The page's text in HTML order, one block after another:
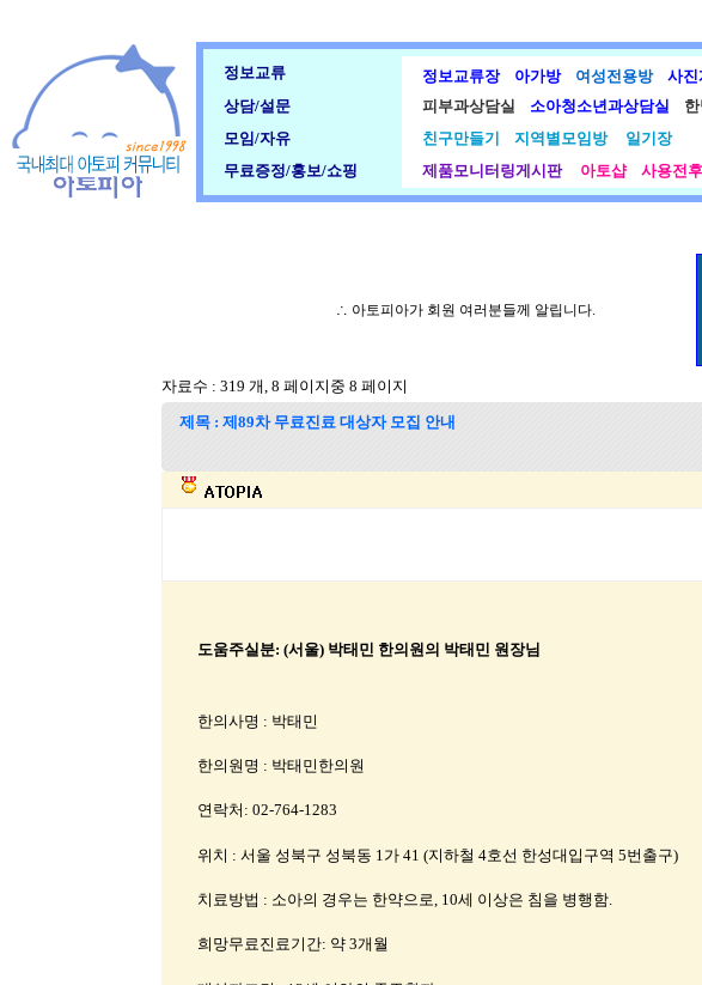
정보교류 정보교류장 아가방 여성전용방 사진
상담/설문
피부과상담실 소아청소년과상담실
모임/자유
친구만들기 지역별모임방
일기장
무료증정/홍보/쇼핑
제품모니터링게시판 아토샵 사용전
∴ 아토피아가 회원 여러분들께 알립니다.
자료수 : 319 개, 8 페이지중 8 페이지
제목 : 제89차 무료진료 대상자 모집 안내
도움주실분: (서울) 박태민 한의원의 박태민 원장님
한의사명 : 박태민
한의원명 : 박태민한의원
연락처: 02-764-1283
위치 : 서울 성북구 성북동 1가 41 (지하철 4호선 한성대입구역 5번출구)
치료방법 : 소아의 경우는 한약으로, 10세 이상은 침을 병행함.
희망무료진료기간: 약 3개월